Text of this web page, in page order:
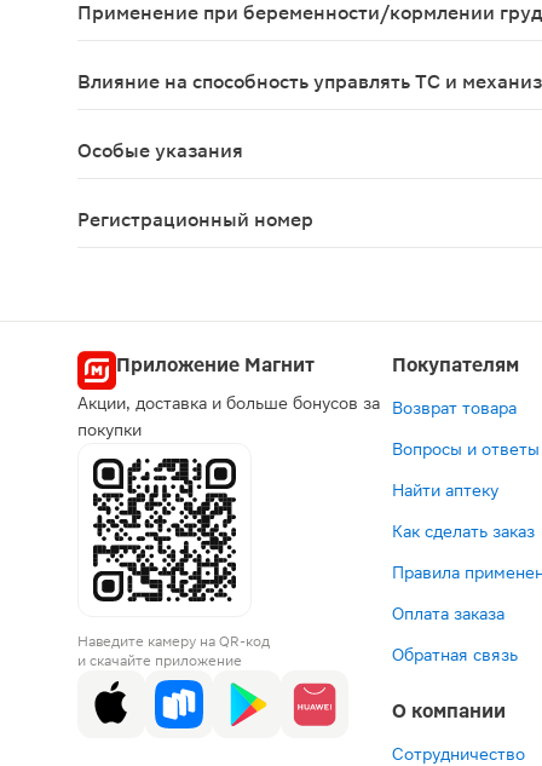
Применение при беременности/кормлении
Влияние на способность управлять ТС и
Особые указания
Регистрационный номер
Приложение Магнит
Акции, доставка и больше бонусов за
покупки
Наведите камеру на QR-код
и скачайте приложение
Покупателям
Возврат товара
Вопросы и ответы
Найти аптеку
Как сделать заказ
Правила
Оплата заказа
Обратная связь
О компании
Сотрудничество